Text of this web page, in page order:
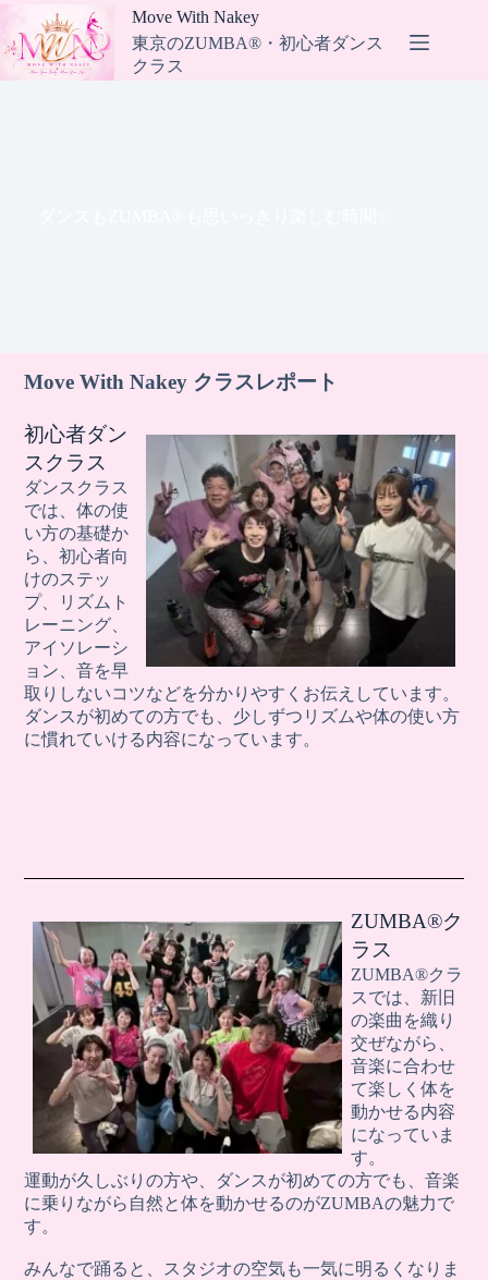
テ
ン
Move With Nakey
東京のZUMBA®・初心者ダンス
クラス
Move With Nakey クラスレポート
初心者ダン
スクラス
ダンスクラス
では、体の使
い方の基礎か
ら、初心者向
けのステッ
プ、リズムト
レーニング、
アイソレーシ
ョン、音を早
取りしないコツなどを分かりやすくお伝えしています。
ダンスが初めての方でも、少しずつリズムや体の使い方
に慣れていける内容になっています。
ZUMBA®︎ク
ラス
ZUMBA®︎クラ
スでは、新旧
の楽曲を織り
交ぜながら、
音楽に合わせ
て楽しく体を
動かせる内容
になっていま
す。
運動が久しぶりの方や、ダンスが初めての方でも、音楽
に乗りながら自然と体を動かせるのがZUMBAの魅力で
す。
みんなで踊ると、スタジオの空気も一気に明るくなりま